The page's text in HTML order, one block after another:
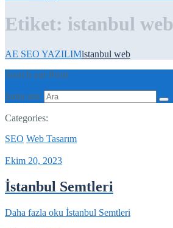
Etiket: istanbul web
AE SEO YAZILIMistanbul web
Search our Posts
Şunu ara:
Categories:
SEO Web Tasarım
Ekim 20, 2023
İstanbul Semtleri
Daha fazla oku İstanbul Semtleri